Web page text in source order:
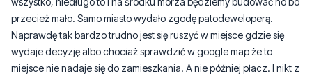
Remek poniedziałek, 30 sierpnia 2021 - 13:18:50
Tak najlepiej postawmy te blokowiska gdzie się da, zabetonujmy
wszystko, niedługo to i na środku morza będziemy budować no bo
przecież mało. Samo miasto wydało zgodę patodeweloperą.